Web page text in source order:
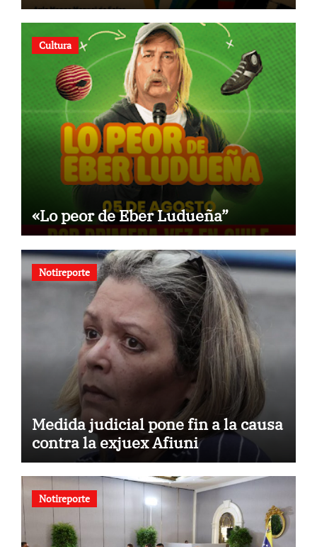
Cultura
«Lo peor de Eber Ludueña”
Notireporte
Medida judicial pone fin a la causa
contra la exjuex Afiuni
Notireporte